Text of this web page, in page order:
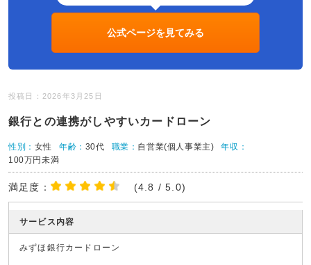
公式ページを見てみる
投稿日：2026年3月25日
銀行との連携がしやすいカードローン
性別： 女性 年齢： 30代 職業： 自営業(個人事業主)
年収：
100万円未満
満足度： (4.8 / 5.0)
サービス内容
みずほ銀行カードローン